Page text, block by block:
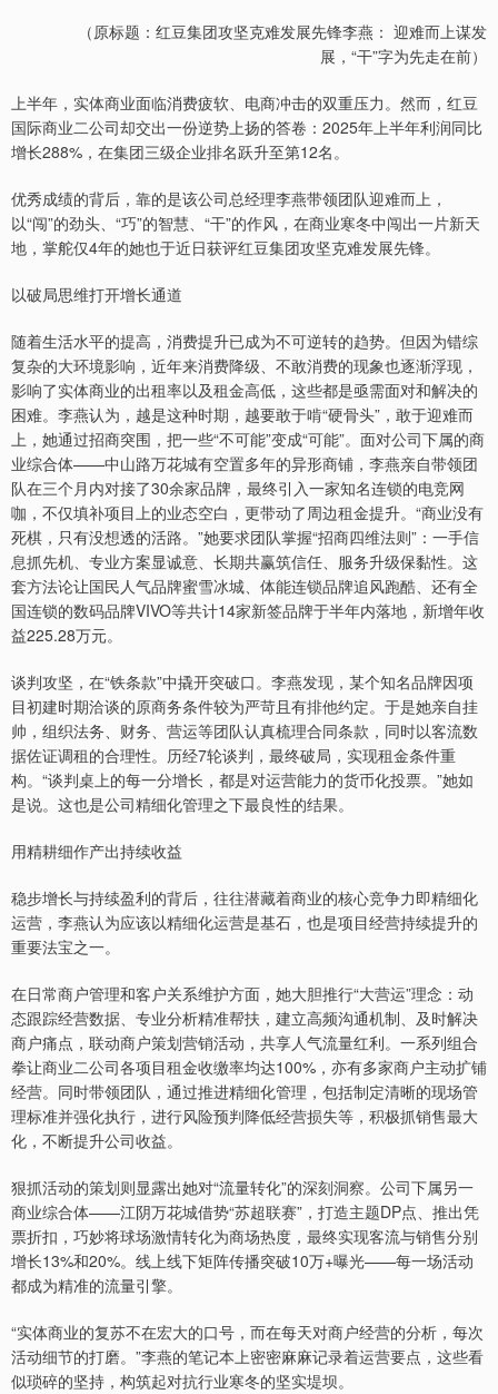
（原标题：红豆集团攻坚克难发展先锋李燕： 迎难而上谋发
展，“干”字为先走在前）
上半年，实体商业面临消费疲软、电商冲击的双重压力。然而，红豆
国际商业二公司却交出一份逆势上扬的答卷：2025年上半年利润同比
增长288%，在集团三级企业排名跃升至第12名。
优秀成绩的背后，靠的是该公司总经理李燕带领团队迎难而上，
以“闯”的劲头、“巧”的智慧、“干”的作风，在商业寒冬中闯出一片新天
地，掌舵仅4年的她也于近日获评红豆集团攻坚克难发展先锋。
以破局思维打开增长通道
随着生活水平的提高，消费提升已成为不可逆转的趋势。但因为错综
复杂的大环境影响，近年来消费降级、不敢消费的现象也逐渐浮现，
影响了实体商业的出租率以及租金高低，这些都是亟需面对和解决的
困难。李燕认为，越是这种时期，越要敢于啃“硬骨头”，敢于迎难而
上，她通过招商突围，把一些“不可能”变成“可能”。面对公司下属的商
业综合体——中山路万花城有空置多年的异形商铺，李燕亲自带领团
队在三个月内对接了30余家品牌，最终引入一家知名连锁的电竞网
咖，不仅填补项目上的业态空白，更带动了周边租金提升。“商业没有
死棋，只有没想透的活路。”她要求团队掌握“招商四维法则”：一手信
息抓先机、专业方案显诚意、长期共赢筑信任、服务升级保黏性。这
套方法论让国民人气品牌蜜雪冰城、体能连锁品牌追风跑酷、还有全
国连锁的数码品牌VIVO等共计14家新签品牌于半年内落地，新增年收
益225.28万元。
谈判攻坚，在“铁条款”中撬开突破口。李燕发现，某个知名品牌因项
目初建时期洽谈的原商务条件较为严苛且有排他约定。于是她亲自挂
帅，组织法务、财务、营运等团队认真梳理合同条款，同时以客流数
据佐证调租的合理性。历经7轮谈判，最终破局，实现租金条件重
构。“谈判桌上的每一分增长，都是对运营能力的货币化投票。”她如
是说。这也是公司精细化管理之下最良性的结果。
用精耕细作产出持续收益
稳步增长与持续盈利的背后，往往潜藏着商业的核心竞争力即精细化
运营，李燕认为应该以精细化运营是基石，也是项目经营持续提升的
重要法宝之一。
在日常商户管理和客户关系维护方面，她大胆推行“大营运”理念：动
态跟踪经营数据、专业分析精准帮扶，建立高频沟通机制、及时解决
商户痛点，联动商户策划营销活动，共享人气流量红利。一系列组合
拳让商业二公司各项目租金收缴率均达100%，亦有多家商户主动扩铺
经营。同时带领团队，通过推进精细化管理，包括制定清晰的现场管
理标准并强化执行，进行风险预判降低经营损失等，积极抓销售最大
化，不断提升公司收益。
狠抓活动的策划则显露出她对“流量转化”的深刻洞察。公司下属另一
商业综合体——江阴万花城借势“苏超联赛”，打造主题DP点、推出凭
票折扣，巧妙将球场激情转化为商场热度，最终实现客流与销售分别
增长13%和20%。线上线下矩阵传播突破10万+曝光——每一场活动
都成为精准的流量引擎。
“实体商业的复苏不在宏大的口号，而在每天对商户经营的分析，每次
活动细节的打磨。”李燕的笔记本上密密麻麻记录着运营要点，这些看
似琐碎的坚持，构筑起对抗行业寒冬的坚实堤坝。